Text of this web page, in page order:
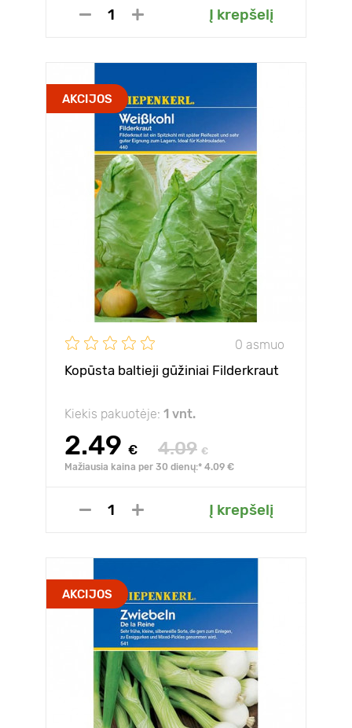
Į krepšelį
AKCIJOS
0 asmuo
Kopūsta baltieji gūžiniai Filderkraut
Kiekis pakuotėje: 1 vnt.
2.49 € 4.09 €
Mažiausia kaina per 30 dienų:* 4.09 €
Į krepšelį
AKCIJOS